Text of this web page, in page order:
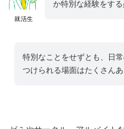
就活生
か特別な経験をす
特別なことをせずとも、日
つけられる場面はたくさんあ